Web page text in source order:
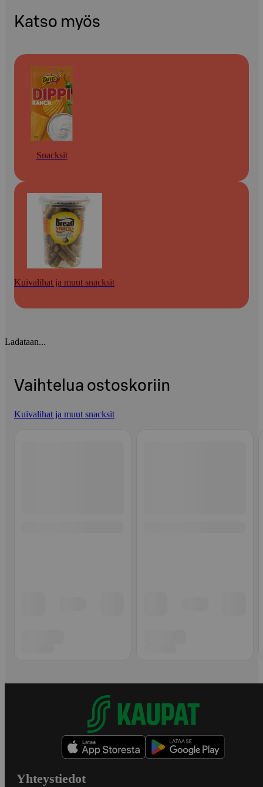
Katso myös
Snacksit
Kuivalihat ja muut snacksit
Ladataan...
Vaihtelua ostoskoriin
Kuivalihat ja muut snacksit
Yhteystiedot